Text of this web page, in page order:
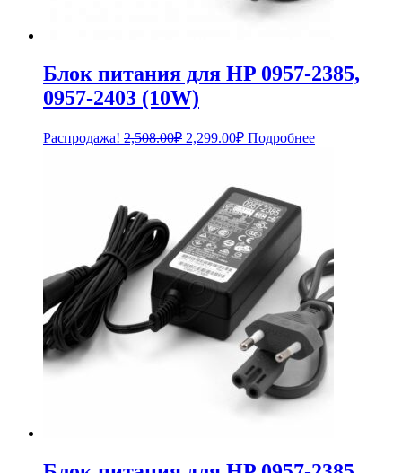
Блок питания для HP 0957-2385,
0957-2403 (10W)
Распродажа! 2,508.00₽ Первоначальная
2,508.00₽.
2,299.00₽Текущая
Подробнее